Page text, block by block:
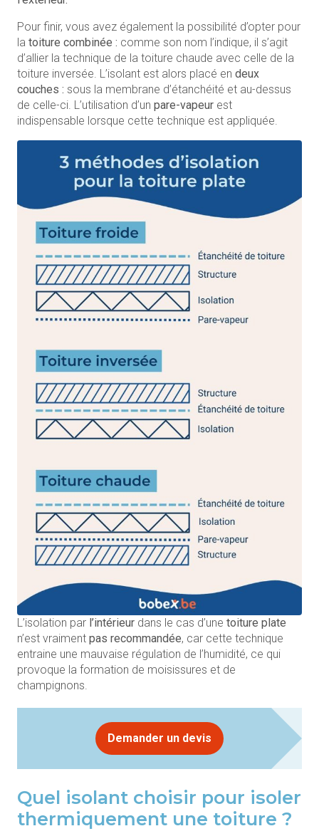
Pour finir, vous avez également la possibilité d’opter pour
la toiture combinée : comme son nom l’indique, il s’agit
d’allier la technique de la toiture chaude avec celle de la
toiture inversée. L’isolant est alors placé en deux
couches : sous la membrane d’étanchéité et au-dessus
de celle-ci. L’utilisation d’un pare-vapeur est
indispensable lorsque cette technique est appliquée.
L’isolation par l’intérieur dans le cas d’une toiture plate
n’est vraiment pas recommandée, car cette technique
entraine une mauvaise régulation de l’humidité, ce qui
provoque la formation de moisissures et de
champignons.
Demander un devis
Quel isolant choisir pour isoler
thermiquement une toiture ?